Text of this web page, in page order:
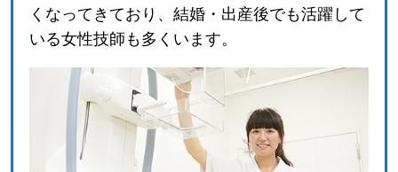
くなってきており、結婚・出産後でも活躍して
いる女性技師も多くいます。